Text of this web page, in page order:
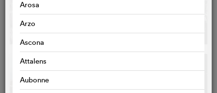
Arosa
Arzo
Ascona
Attalens
Aubonne